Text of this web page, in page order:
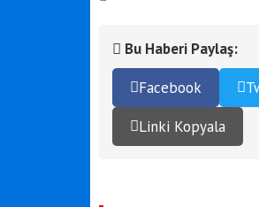
Bu Haberi Paylaş:
Facebook
Linki Kopyala